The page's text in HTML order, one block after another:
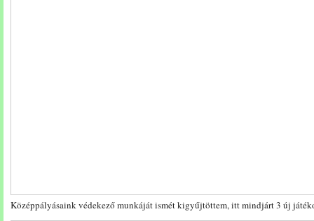
Középpályásaink védekező munkáját ismét kigyűjtöttem, itt mindjárt 3 új